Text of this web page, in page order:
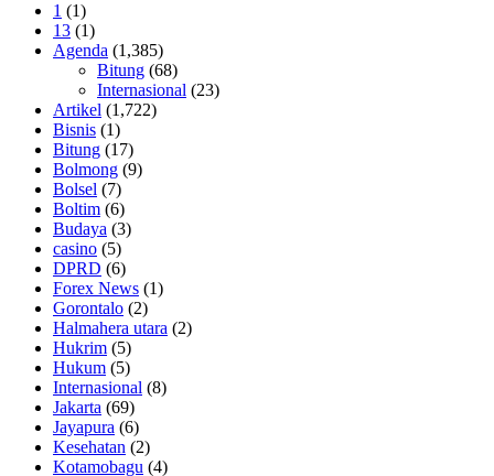
1 (1)
13 (1)
Agenda (1,385)
Bitung (68)
Internasional (23)
Artikel (1,722)
Bisnis (1)
Bitung (17)
Bolmong (9)
Bolsel (7)
Boltim (6)
Budaya (3)
casino (5)
DPRD (6)
Forex News (1)
Gorontalo (2)
Halmahera utara (2)
Hukrim (5)
Hukum (5)
Internasional (8)
Jakarta (69)
Jayapura (6)
Kesehatan (2)
Kotamobagu (4)